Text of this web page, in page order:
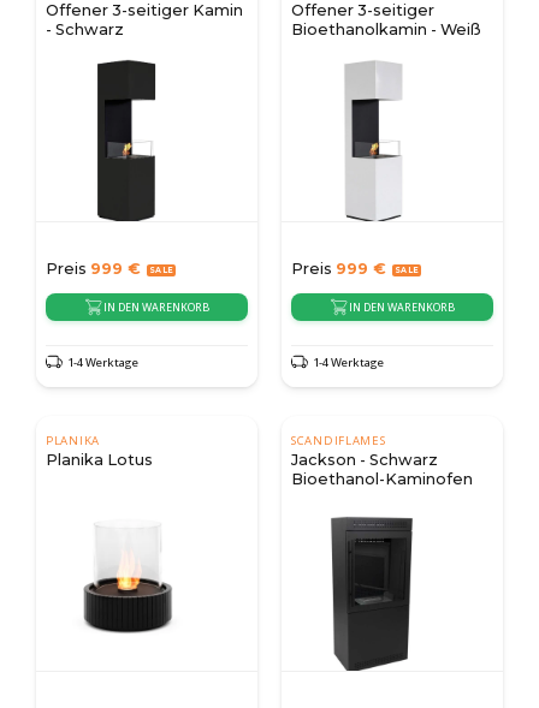
Offener 3-seitiger Kamin
- Schwarz
Preis 999 €
IN DEN WARENKORB
1-4 Werktage
Offener 3-seitiger
Bioethanolkamin - Weiß
Preis 999 €
IN DEN WARENKORB
1-4 Werktage
PLANIKA
Planika Lotus
SCANDIFLAMES
Jackson - Schwarz
Bioethanol-Kaminofen